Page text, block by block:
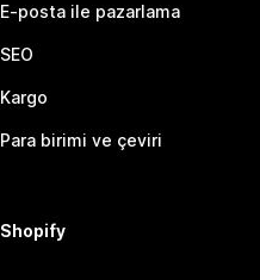
E-posta ile pazarlama
SEO
Kargo
Para birimi ve çeviri
Shopify